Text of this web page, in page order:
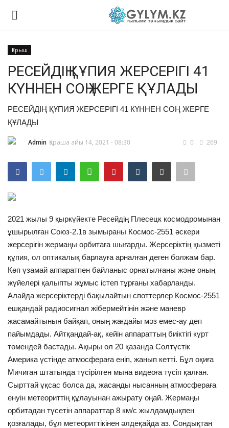
Басты
Химия
Математика
Таным
Физика
Биология
Жалпы ғылым
Ғарыш
Байланыс
Жаңалықтар
Тіл
English Қазақ тілі
Ғарыш
РЕСЕЙДІҢ ҚҰПИЯ ЖЕРСЕРІГІ 41
КҮННЕН СОҢ ЖЕРГЕ ҚҰЛАДЫ
РЕСЕЙДІҢ ҚҰПИЯ ЖЕРСЕРІГІ 41 КҮННЕН СОҢ ЖЕРГЕ
ҚҰЛАДЫ
Admin Қараша айы 14, 2021 - 08:30 0 269
2021 жылы 9 қыркүйекте Ресейдің Плесецк космодромынан
ұшырылған Союз-2.1в зымыраны Космос-2551 әскери
жерсерігін жермаңы орбитаға шығарды. Жерсеріктің қызметі
құпия, ол оптикалық барлауға арналған деген болжам бар.
Көп ұзамай аппаратпен байланыс орнатылғаны және оның
жүйелері қалыпты жұмыс істеп тұрғаны хабарланды.
Алайда жерсеріктерді бақылайтын споттерлер Космос-2551
ешқандай радиосигнал жібермейтінін және маневр
жасамайтынын байқап, оның жағдайы мәз емес-ау деп
пайымдады. Айтқандай-ақ, кейін аппараттың биіктігі күрт
төмендей бастады. Ақыры ол 20 қазанда Солтүстік
Америка үстінде атмосфераға еніп, жанып кетті. Бұл оқиға
Мичиган штатында түсірілген мына видеоға түсіп қалған.
Сырттай ұқсас болса да, жасанды нысанның атмосфераға
енуін метеориттің құлауынан ажырату оңай. Жермаңы
орбитадан түсетін аппараттар 8 км/с жылдамдықпен
қозғалады, бұл метеориттікінен әлдеқайда аз. Сондықтан